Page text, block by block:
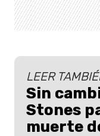
LEER
Sin
Stones
muerte